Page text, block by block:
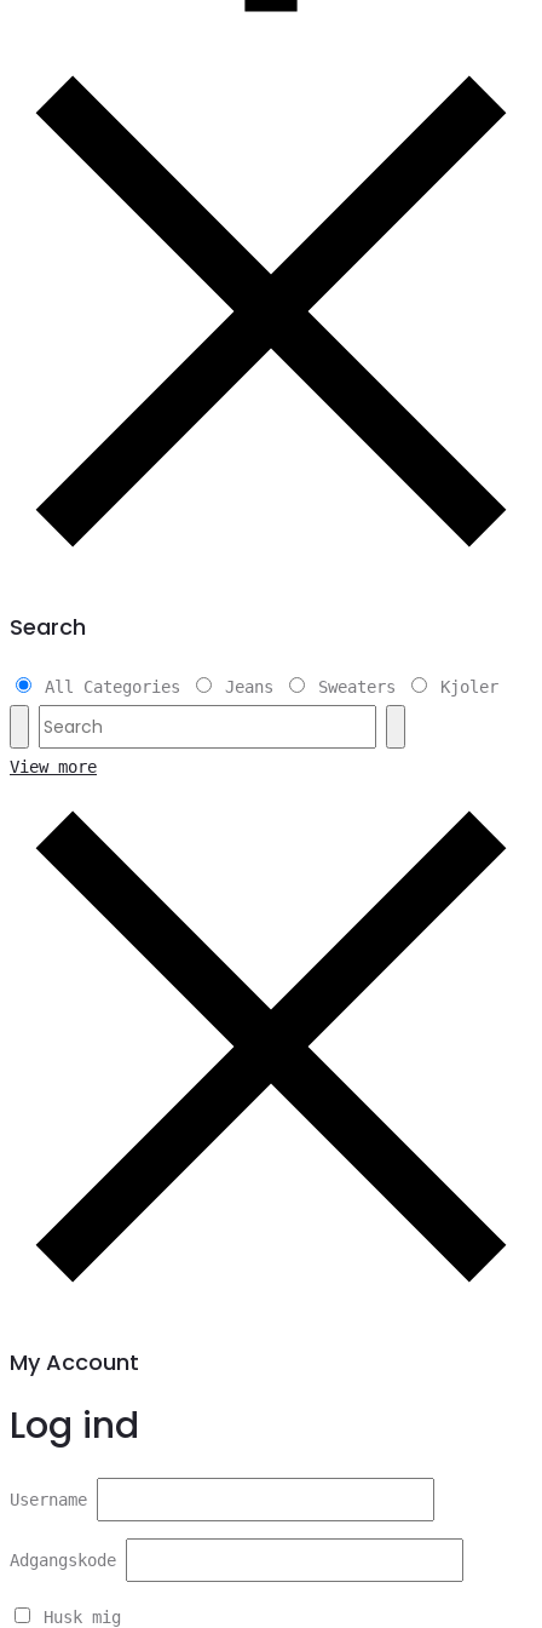
Search
All Categories Jeans Sweaters Kjoler
View more
My Account
Log ind
Username
Adgangskode
Husk mig